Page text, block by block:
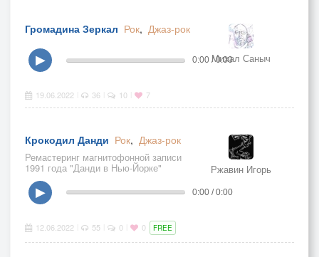
Громадина Зеркал Рок, Джаз-рок
Михал Саныч
▶ 0:00 / 0:00
19.06.2022 36 10 7
Крокодил Данди Рок, Джаз-рок
Ремастеринг магнитофонной записи
1991 года "Данди в Нью-Йорке" Ржавин Игорь
▶ 0:00 / 0:00
12.06.2022 55 0 0 FREE